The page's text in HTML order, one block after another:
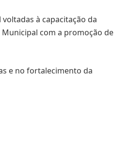
à capacitação da
com a promoção de
e no fortalecimento da